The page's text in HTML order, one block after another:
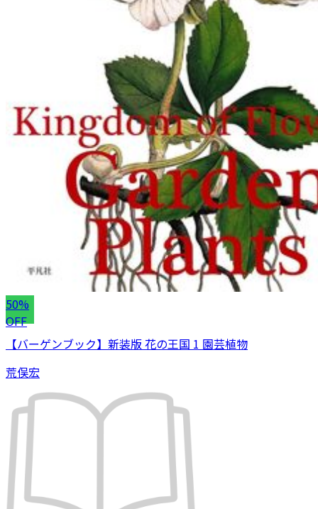
50%
OFF
【バーゲンブック】新装版 花の王国 1 園芸植物
荒俣宏